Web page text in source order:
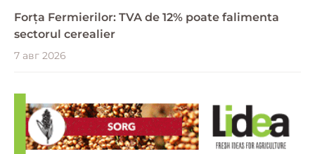
Forța Fermierilor: TVA de 12% poate falimenta
sectorul cerealier
7 авг 2026